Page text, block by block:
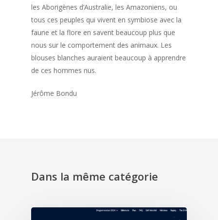
les Aborigènes d’Australie, les Amazoniens, ou
tous ces peuples qui vivent en symbiose avec la
faune et la flore en savent beaucoup plus que
nous sur le comportement des animaux. Les
blouses blanches auraient beaucoup à apprendre
de ces hommes nus.
Jérôme Bondu
Dans la même catégorie